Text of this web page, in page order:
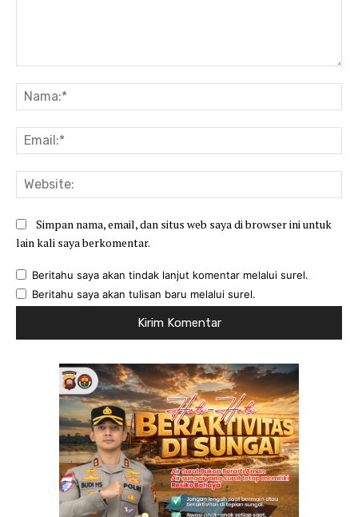
Simpan nama, email, dan situs web saya di browser ini untuk
lain kali saya berkomentar.
Beritahu saya akan tindak lanjut komentar melalui surel.
Beritahu saya akan tulisan baru melalui surel.